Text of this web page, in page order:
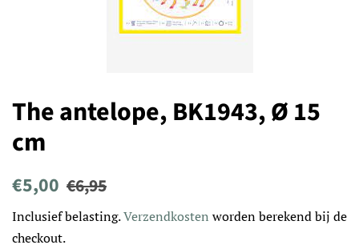
The antelope, BK1943, Ø 15
cm
Normale
€5,00 Aanbiedingsprijs
€6,95
Inclusief belasting.Verzendkosten worden berekend bij de
checkout.